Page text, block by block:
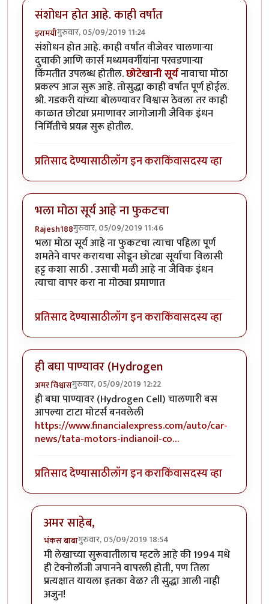
संशोधन होत आहे. काही वर्षांत
इरामयीगुरुवार, 05/09/2019 11:24
संशोधन होत आहे. काही वर्षांत वीजेवर चालणाऱ्या
दुचाकी आणि कार्स मध्यमवर्गीयांना परवडणाऱ्या
किंमतीत उपलब्ध होतील.छोटेखानी सूर्यनावाचा मोठा
प्रकल्प आज सुरू आहे. तोसुद्धा काही वर्षात पूर्ण होईल.
श्री. गडकरी यांच्या बोलण्यावर विश्वास ठेवला तर काही
काळात छोट्या प्रमाणावर जागोजागी जैविक इंधन
निर्मितीचे प्रयत्न सुरू होतील.
प्रतिसाद देण्यासाठीलॉग इन कराकिंवासदस्य व्हा
भला मोठा सूर्य आहे ना फुकटचा
Rajesh188गुरुवार, 05/09/2019 11:46
भला मोठा सूर्य आहे ना फुकटचा त्याचा पहिला पूर्ण
शमतेने वापर करायचा सोडून छोट्या सूर्याचा विलासी
हट्ट कशा साठी . उसाची मळी आहे ना जैविक इंधन
त्याचा वापर करा ना मोठ्या प्रमाणात
प्रतिसाद देण्यासाठीलॉग इन कराकिंवासदस्य व्हा
ही बघा पाण्यावर (Hydrogen
अमर विश्वासगुरुवार, 05/09/2019 12:22
ही बघा पाण्यावर (Hydrogen Cell) चालणारी बस
आपल्या टाटा मोटर्स बनवलेली
https://www.financialexpress.com/auto/car-
news/tata-motors-indianoil-co…
प्रतिसाद देण्यासाठीलॉग इन कराकिंवासदस्य व्हा
अमर साहेब,
भंकस बाबागुरुवार, 05/09/2019 18:54
In reply toही बघा पाण्यावर (Hydrogenbyअमर विश्वास
मी लेखाच्या सुरूवातीलाच म्हटले आहे की 1994 मधे
ही टेक्नोलॉजी जपानने वापरली होती, पण तिला
प्रत्यक्षात यायला इतका वेळ? ती सुद्धा आली नाही
अजुन!